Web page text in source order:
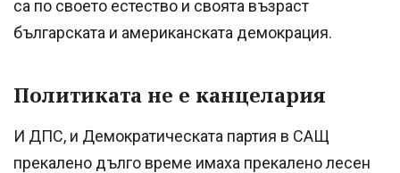
са по своето естество и своята възраст
българската и американската демокрация.
Политиката не е канцелария
И ДПС, и Демократическата партия в САЩ
прекалено дълго време имаха прекалено лесен